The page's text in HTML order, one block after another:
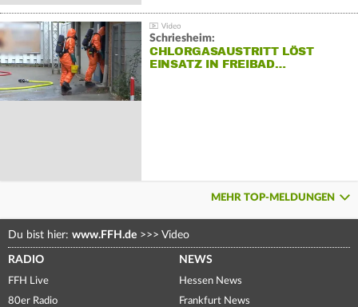
Schriesheim:
CHLORGASAUSTRITT LÖST
EINSATZ IN FREIBAD…
MEHR TOP-MELDUNGEN
Du bist hier: www.FFH.de >>> Video
RADIO
FFH Live
80er Radio
NEWS
Hessen News
Frankfurt News